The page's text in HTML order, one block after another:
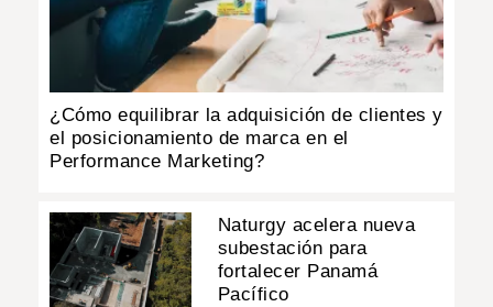
¿Cómo equilibrar la adquisición de clientes y
el posicionamiento de marca en el
Performance Marketing?
Naturgy acelera nueva
subestación para
fortalecer Panamá
Pacífico